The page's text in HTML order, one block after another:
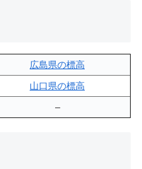
広島県の標高
山口県の標高
–